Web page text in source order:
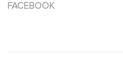
FACEBOOK